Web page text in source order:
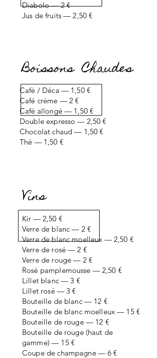
Diabolo — 2 €
Jus de fruits — 2,50 €
Boissons Chaudes
Café / Déca — 1,50 €
Café crème — 2 €
Café allongé — 1,50 €
Double expresso — 2,50 €
Chocolat chaud — 1,50 €
Thé — 1,50 €
Vins
Kir — 2,50 €
Verre de blanc — 2 €
Verre de blanc moelleux — 2,50 €
Verre de rosé — 2 €
Verre de rouge — 2 €
Rosé pamplemousse — 2,50 €
Lillet blanc — 3 €
Lillet rosé — 3 €
Bouteille de blanc — 12 €
Bouteille de blanc moelleux — 15 €
Bouteille de rouge — 12 €
Bouteille de rouge (haut de
gamme) — 15 €
Coupe de champagne — 6 €